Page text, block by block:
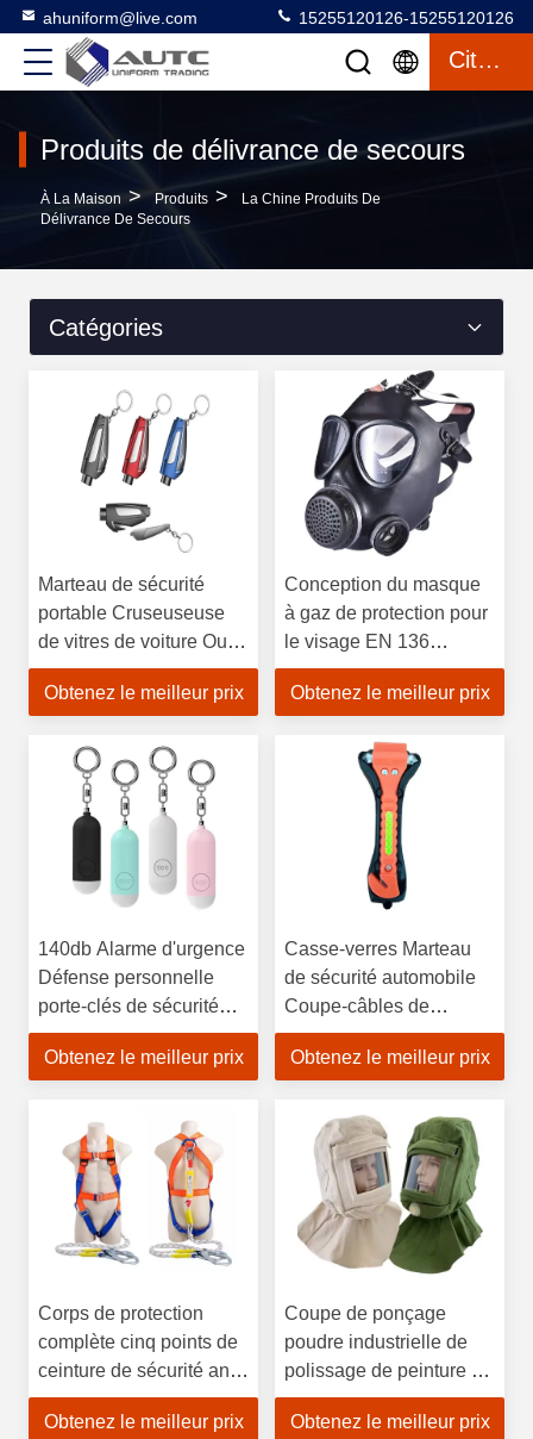
ahuniform@live.com 15255120126-15255120126
Citation
Produits de délivrance de secours
À La Maison > Produits >
La Chine Produits De
Délivrance De Secours
Catégories
Marteau de sécurité
portable Cruseuseuse
de vitres de voiture Outil
de sauvetage de
sauvetage de la vie
ceinture de sécurité
Obtenez le meilleur prix
Conception du masque
à gaz de protection pour
le visage EN 136
Certification Masque à
gaz chimique
Obtenez le meilleur prix
140db Alarme d'urgence
Défense personnelle
porte-clés de sécurité
Défense de la sécurité
porte-clés Led Sécurité
personnelle pour
femmes
Obtenez le meilleur prix
Casse-verres Marteau
de sécurité automobile
Coupe-câbles de
sécurité d'urgence avec
réflecteur
Obtenez le meilleur prix
Corps de protection
complète cinq points de
ceinture de sécurité anti-
chute dispositif de
sécurité à haute altitude
Obtenez le meilleur prix
Coupe de ponçage
poudre industrielle de
polissage de peinture de
toile coupe de poussière
capuche complète
Obtenez le meilleur prix